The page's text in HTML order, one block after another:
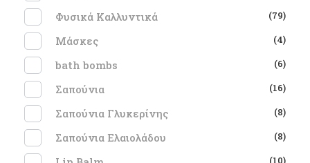
Φυσικά Καλλυντικά (79)
Μάσκες (4)
bath bombs (6)
Σαπούνια (16)
Σαπούνια Γλυκερίνης (8)
Σαπούνια Ελαιολάδου (8)
(10)